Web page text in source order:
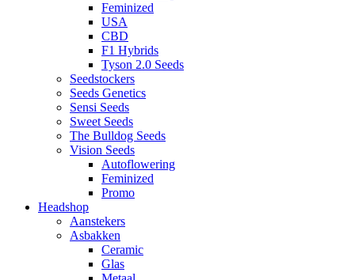
Feminized
USA
CBD
F1 Hybrids
Tyson 2.0 Seeds
Seedstockers
Seeds Genetics
Sensi Seeds
Sweet Seeds
The Bulldog Seeds
Vision Seeds
Autoflowering
Feminized
Promo
Headshop
Aanstekers
Asbakken
Ceramic
Glas